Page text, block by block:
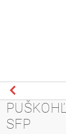
SFP